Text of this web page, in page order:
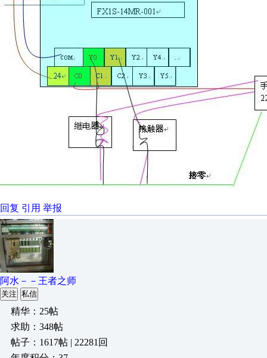
回复 引用 举报
阿水－－王者之师
关注 私信
精华：25帖
求助：348帖
帖子：1617帖 | 22281回